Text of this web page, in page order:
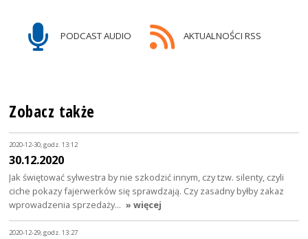
PODCAST AUDIO AKTUALNOŚCI RSS
Zobacz także
2020-12-30, godz. 13:12
30.12.2020
Jak świętować sylwestra by nie szkodzić innym, czy tzw. silenty, czyli
ciche pokazy fajerwerków się sprawdzają. Czy zasadny byłby zakaz
wprowadzenia sprzedaży… » więcej
2020-12-29, godz. 13:27